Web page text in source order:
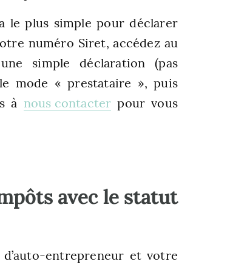
le plus simple pour déclarer
numéro Siret, accédez au
simple déclaration (pas
mode « prestataire », puis
à nous contacter pour vous
avec le statut
entrepreneur et votre